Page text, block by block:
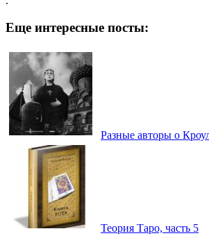
Еще интересные посты:
Разные авторы о
Теория Таро, часть 5